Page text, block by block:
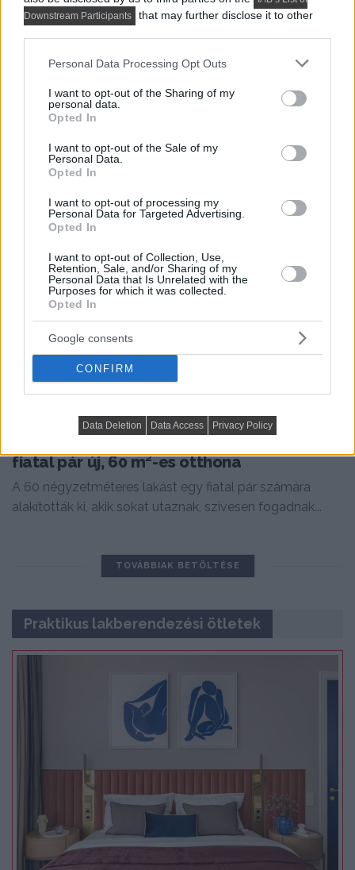
Downstream Participants
that may further disclose it to other
Please note that this website/app uses one or more Google
not limited to your visit or usage behaviour. You may click to
grant or deny consent to Google and its third-party tags to
use your data for below specified purposes in below Google
consent section.
Personal Data Processing Opt Outs
I want to opt-out of the Sharing of my
personal data.
Opted In
I want to opt-out of the Sale of my
Personal Data.
Opted In
I want to opt-out of processing my
Personal Data for Targeted Advertising.
Opted In
I want to opt-out of Collection, Use,
Retention, Sale, and/or Sharing of my
Personal Data that Is Unrelated with the
Purposes for which it was collected.
Opted In
Google consents
CONFIRM
Data Deletion Data Access Privacy Policy
Hivalkodó megoldások nélkül: minőség és
kényelem egy férfi 52 m²-es lakásában
Az 52 négyzetméteres, kétszobás lakás enteriőrje a
anyaghasználat, természetes árnyalatok...
Így lett a minimalista lakás barátságos:
fiatal pár új, 60 m²-es otthona
A 60 négyzetméteres lakást egy fiatal pár számára
alakították ki, akik sokat utaznak, szívesen fogadnak...
TOVÁBBIAK BETÖLTÉSE
Praktikus lakberendezési ötletek